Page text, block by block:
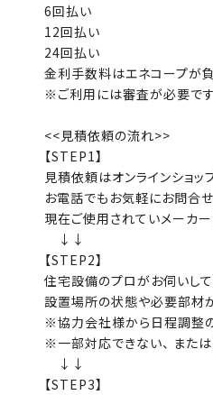
6回払い
12回払い
24回払い
金利手数料はエネコープが負
※ご利用には審査が必要です
<<見積依頼の流れ>>
【STEP1】
見積依頼はオンラインショッ
お電話でもお気軽にお問合せ
現在ご使用されていメーカ
↓↓
【STEP2】
住宅設備のプロがお伺いし
設置場所の状態や必要部材
※協力会社様から日程調整の
※一部対応できない、 また
↓↓
【STEP3】